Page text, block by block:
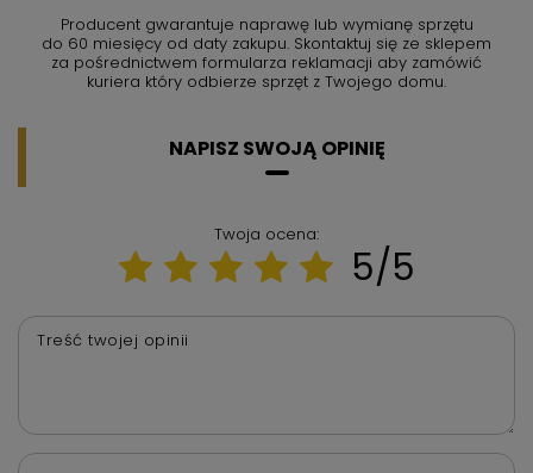
Producent gwarantuje naprawę lub wymianę sprzętu
do 60 miesięcy od daty zakupu. Skontaktuj się ze sklepem
za pośrednictwem formularza reklamacji aby zamówić
kuriera który odbierze sprzęt z Twojego domu.
NAPISZ SWOJĄ OPINIĘ
Twoja ocena:
5/5
Treść twojej opinii